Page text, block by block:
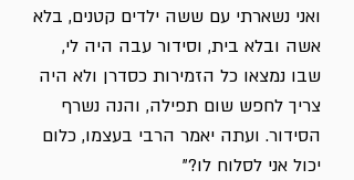
ואני נשארתי עם ששה ילדים קטנים, בלא
אשה ובלא בית, וסידור עבה היה לי,
שבו נמצאו כל הזמירות כסדרן ולא היה
צריך לחפש שום תפילה, והנה נשרף
הסידור. ועתה יאמר הרבי בעצמו, כלום
יכול אני לסלוח לו?"